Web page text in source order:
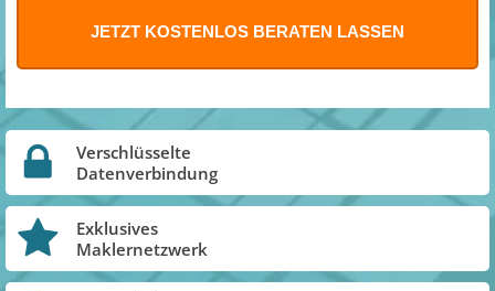
Verschlüsselte
Datenverbindung
Exklusives
Maklernetzwerk